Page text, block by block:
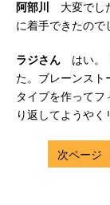
阿部川
大変でし
に着手できたので
ラジさん はい。
た。ブレーンスト
タイプを作って
り返してようやく